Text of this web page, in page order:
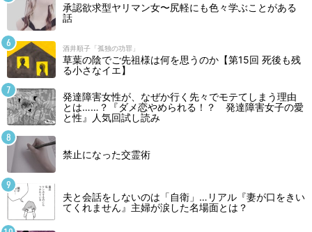
承認欲求型ヤリマン女〜尻軽にも色々学ぶことがある
話
酒井順子「孤独の功罪」
草葉の陰でご先祖様は何を思うのか【第15回 死後も残
る小さなイエ】
発達障害女性が、なぜか行く先々でモテてしまう理由
とは……？『ダメ恋やめられる！？ 発達障害女子の愛
と性』人気回試し読み
禁止になった交霊術
夫と会話をしないのは「自衛」…リアル『妻が口をきい
てくれません』主婦が涙した名場面とは？